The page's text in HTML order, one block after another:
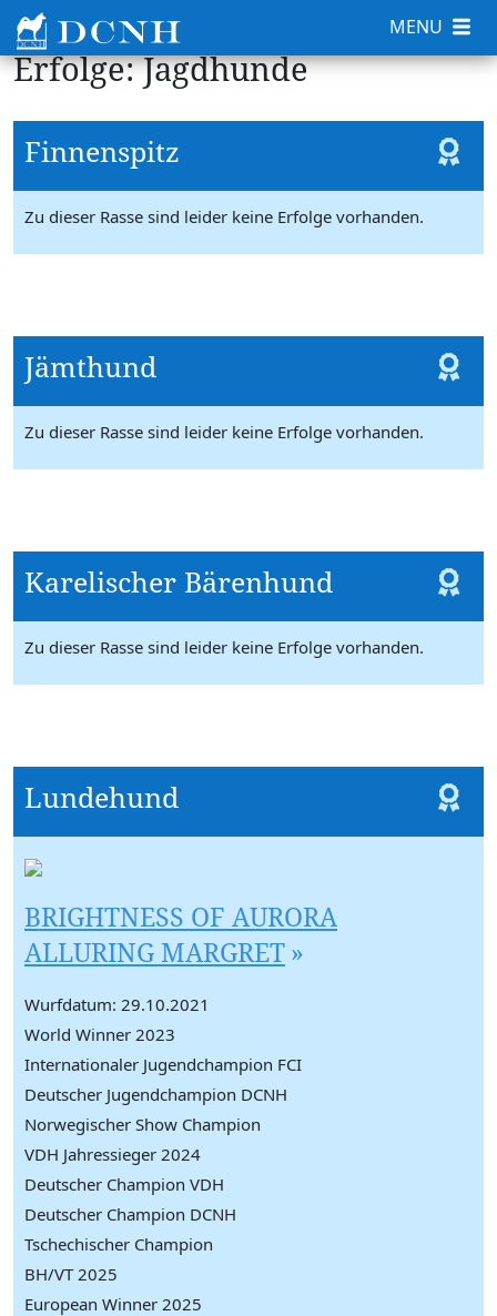
Erfolge: Jagdhunde
Finnenspitz
Zu dieser Rasse sind leider keine Erfolge vorhanden.
Jämthund
Zu dieser Rasse sind leider keine Erfolge vorhanden.
Karelischer Bärenhund
Zu dieser Rasse sind leider keine Erfolge vorhanden.
Lundehund
BRIGHTNESS OF AURORA
ALLURING MARGRET
Wurfdatum: 29.10.2021
World Winner 2023
Internationaler Jugendchampion FCI
Deutscher Jugendchampion DCNH
Norwegischer Show Champion
VDH Jahressieger 2024
Deutscher Champion VDH
Deutscher Champion DCNH
Tschechischer Champion
BH/VT 2025
European Winner 2025
MENU